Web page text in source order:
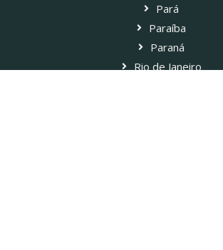
Pará
Paraíba
Paraná
Rio de Janeiro